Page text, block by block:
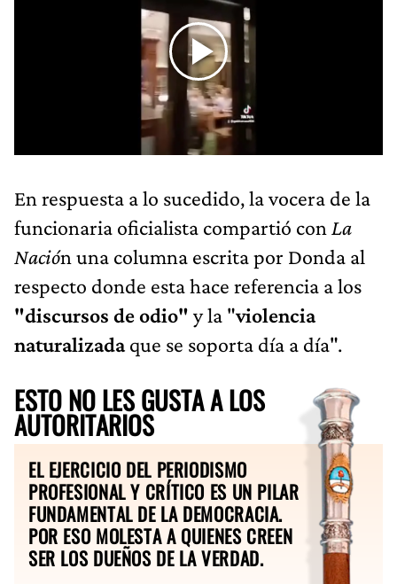
En respuesta a lo sucedido, la vocera de la
funcionaria oficialista compartió con La
Nación una columna escrita por Donda al
respecto donde esta hace referencia a los
"discursos de odio" y la "violencia
naturalizadaque se soporta día a día".
ESTO NO LES GUSTA A LOS
AUTORITARIOS
EL EJERCICIO DEL PERIODISMO
PROFESIONAL Y CRÍTICO ES UN PILAR
FUNDAMENTAL DE LA DEMOCRACIA.
POR ESO MOLESTA A QUIENES CREEN
SER LOS DUEÑOS DE LA VERDAD.